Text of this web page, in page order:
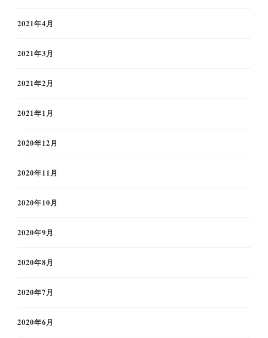
2021年4月
2021年3月
2021年2月
2021年1月
2020年12月
2020年11月
2020年10月
2020年9月
2020年8月
2020年7月
2020年6月